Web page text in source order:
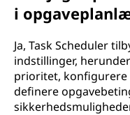
i
Ja, Task Scheduler
indstillinger,
prioritet,
definere